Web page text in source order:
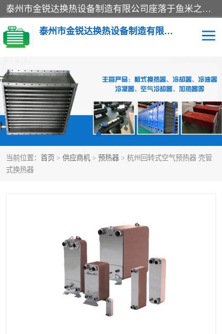
泰州市金锐达换热设备制造有限公司座落于鱼米之乡、祥泰之州一江苏泰州。是一家多年从事换热设备研究、设计、制造、销售、服务于一体的生产企业。
泰州市金锐达换热设备制造有限公司
当前位置： 首页 > 供应商机 > 预热器 > 杭州回转式空气预热器 壳管
式换热器
冷却器 换热器
散热器 预热器
热交换器